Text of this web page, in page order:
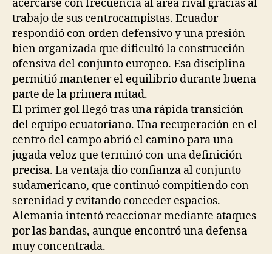
acercarse con frecuencia al área rival gracias al
trabajo de sus centrocampistas. Ecuador
respondió con orden defensivo y una presión
bien organizada que dificultó la construcción
ofensiva del conjunto europeo. Esa disciplina
permitió mantener el equilibrio durante buena
parte de la primera mitad.
El primer gol llegó tras una rápida transición
del equipo ecuatoriano. Una recuperación en el
centro del campo abrió el camino para una
jugada veloz que terminó con una definición
precisa. La ventaja dio confianza al conjunto
sudamericano, que continuó compitiendo con
serenidad y evitando conceder espacios.
Alemania intentó reaccionar mediante ataques
por las bandas, aunque encontró una defensa
muy concentrada.